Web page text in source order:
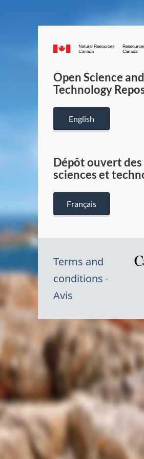
Canada.ca
Open Science and
Technology
English
Dépôt ouvert des
sciences et
Français
Terms and
conditions
Avis